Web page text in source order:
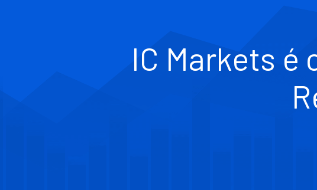
IC Markets é